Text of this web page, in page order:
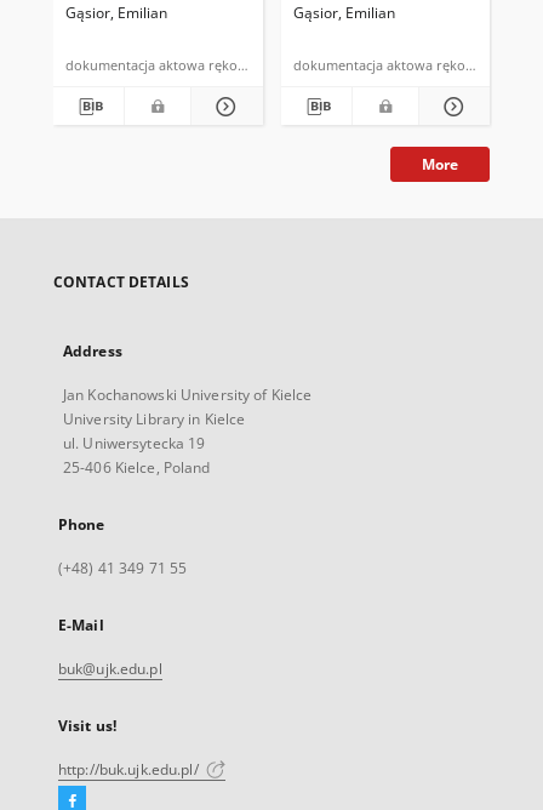
Gąsior, Emilian
dokumentacja aktowa rękopis
Gąsior, Emilian
dokumentacja aktowa rękopis
More
CONTACT DETAILS
Address
Jan Kochanowski University of Kielce
University Library in Kielce
ul. Uniwersytecka 19
25-406 Kielce, Poland
Phone
(+48) 41 349 71 55
E-Mail
buk@ujk.edu.pl
Visit us!
http://buk.ujk.edu.pl/
Facebook